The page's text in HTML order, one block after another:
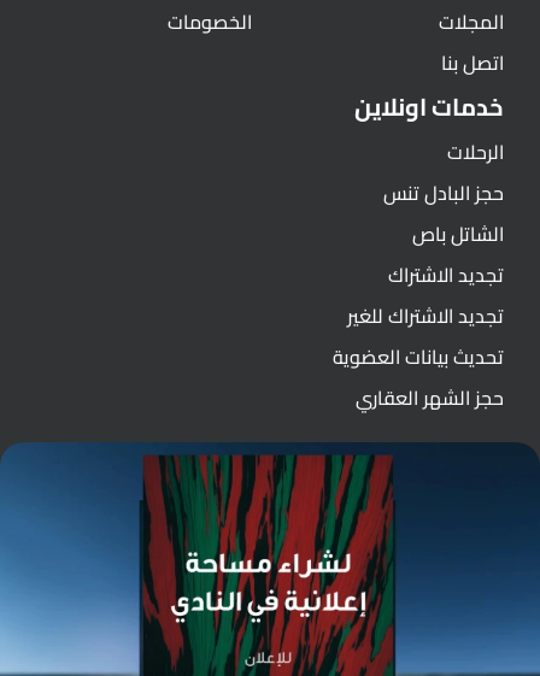
المجلات
اتصل بنا
الخصومات
خدمات اونلاين
الرحلات
حجز البادل تنس
الشاتل باص
تجديد الاشتراك
تجديد الاشتراك للغير
تحديث بيانات العضوية
حجز الشهر العقاري